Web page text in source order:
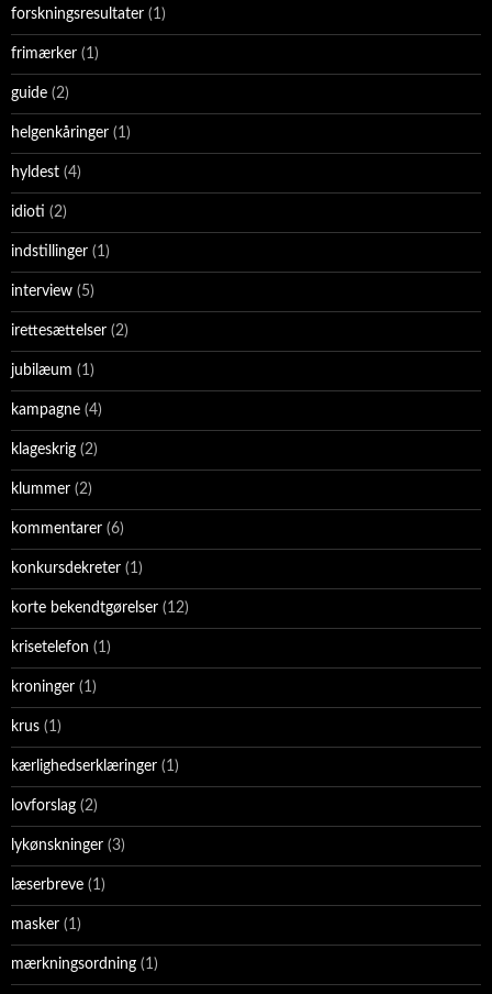
forskningsresultater (1)
frimærker (1)
guide (2)
helgenkåringer (1)
hyldest (4)
idioti (2)
indstillinger (1)
interview (5)
irettesættelser (2)
jubilæum (1)
kampagne (4)
klageskrig (2)
klummer (2)
kommentarer (6)
konkursdekreter (1)
korte bekendtgørelser (12)
krisetelefon (1)
kroninger (1)
krus (1)
kærlighedserklæringer (1)
lovforslag (2)
lykønskninger (3)
læserbreve (1)
masker (1)
mærkningsordning (1)